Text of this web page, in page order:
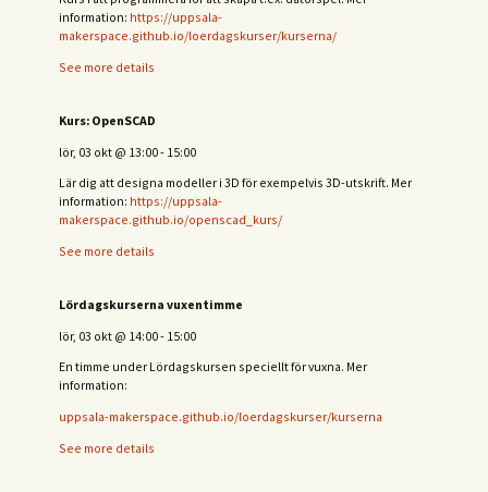
information: https://uppsala-
makerspace.github.io/loerdagskurser/kurserna/
See more details
Kurs: OpenSCAD
lör, 03 okt @ 13:00- 15:00
Lär dig att designa modeller i 3D för exempelvis 3D-utskrift. Mer
information: https://uppsala-
makerspace.github.io/openscad_kurs/
See more details
Lördagskurserna vuxentimme
lör, 03 okt @ 14:00- 15:00
En timme under Lördagskursen speciellt för vuxna. Mer
information:
uppsala-makerspace.github.io/loerdagskurser/kurserna
See more details